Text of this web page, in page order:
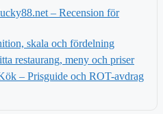
– Recension för
skala och fördelning
restaurang, meny och priser
– Prisguide och ROT-avdrag